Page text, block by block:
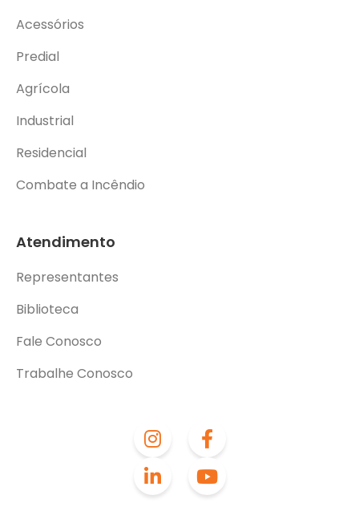
Acessórios
Predial
Agrícola
Industrial
Residencial
Combate a Incêndio
Atendimento
Representantes
Biblioteca
Fale Conosco
Trabalhe Conosco